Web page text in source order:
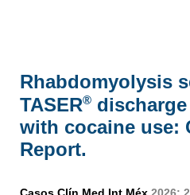
Rhabdomyolysis
TASER®
with cocaine use:
Report.